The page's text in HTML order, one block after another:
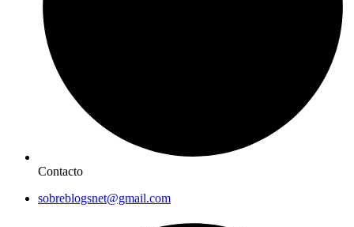
Contacto
sobreblogsnet@gmail.com